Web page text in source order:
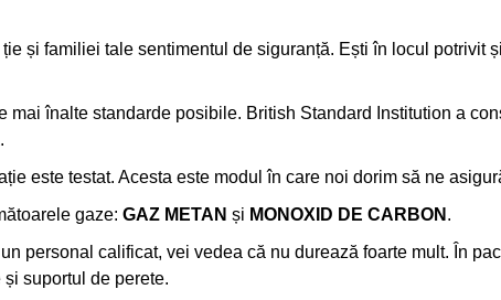
și familiei tale sentimentul de siguranță. Ești în locul potrivit
mai înalte standarde posibile. British Standard Institution a
este testat. Acesta este modul în care noi dorim să ne
gaze: GAZ METAN și MONOXID DE CARBON .
personal calificat, vei vedea că nu durează foarte mult. În
suportul de perete.